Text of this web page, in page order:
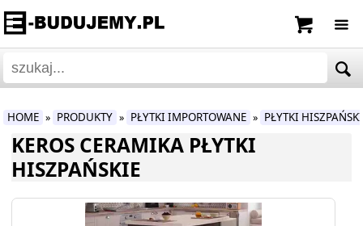
HOME » PRODUKTY » PŁYTKI IMPORTOWANE » PŁYTKI
KEROS CERAMIKA PŁYTKI
HISZPAŃSKIE